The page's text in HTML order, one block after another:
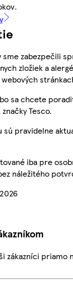
sme zabezpečili
zložiek a
sa chcete
Tesco.
pravidelne
iba pre
náležitého
zákazníci